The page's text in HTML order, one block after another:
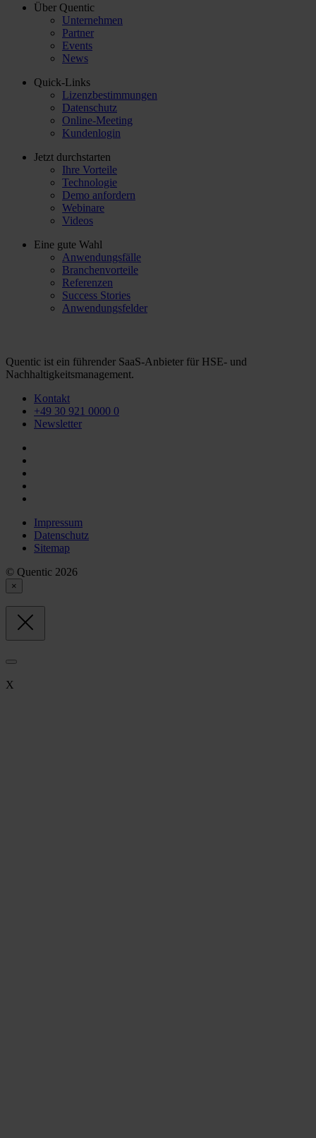
Über Quentic
Unternehmen
Partner
Events
News
Quick-Links
Lizenzbestimmungen
Datenschutz
Online-Meeting
Kundenlogin
Jetzt durchstarten
Ihre Vorteile
Technologie
Demo anfordern
Webinare
Videos
Eine gute Wahl
Anwendungsfälle
Branchenvorteile
Referenzen
Success Stories
Anwendungsfelder
Quentic ist ein führender SaaS-Anbieter für HSE- und
Nachhaltigkeitsmanagement.
Kontakt
+49 30 921 0000 0
Newsletter
Impressum
Datenschutz
Sitemap
© Quentic 2026
×
X